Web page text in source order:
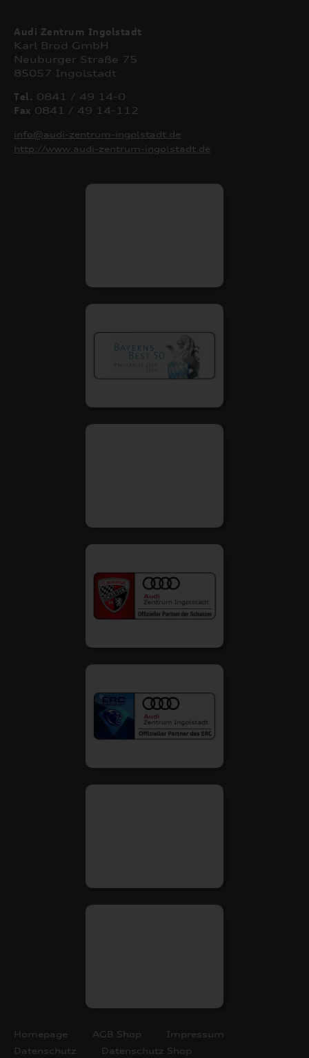
Audi Zentrum Ingolstadt
Karl Brod GmbH
Neuburger Straße 75
85057 Ingolstadt
Tel. 0841 / 49 14-0
Fax 0841 / 49 14-112
info@audi-zentrum-ingolstadt.de
http://www.audi-zentrum-ingolstadt.de
Homepage AGB Shop
Impressum
Datenschutz
Datenschutz Shop